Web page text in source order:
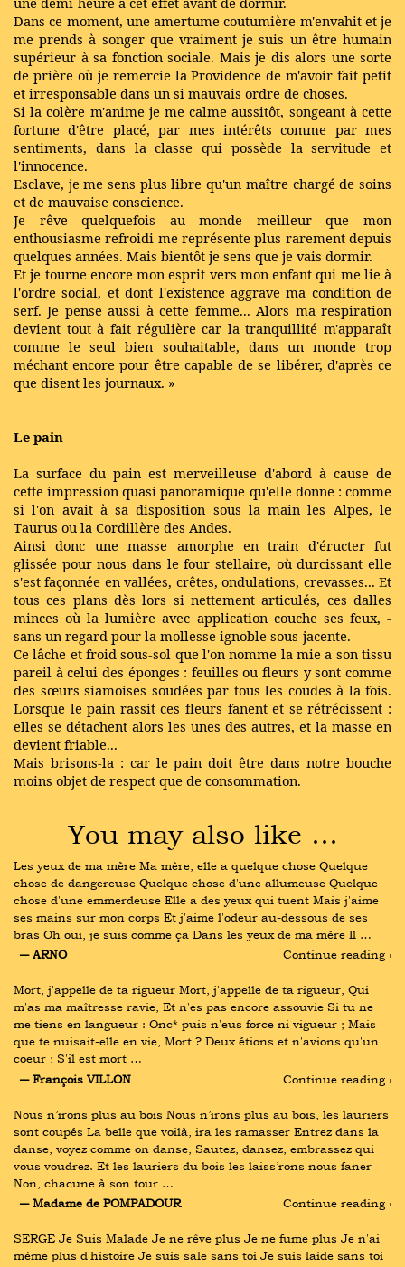
Dans ce moment, une amertume coutumière m'envahit et je
me prends à songer que vraiment je suis un être humain
supérieur à sa fonction sociale. Mais je dis alors une sorte
de prière où je remercie la Providence de m'avoir fait petit
et irresponsable dans un si mauvais ordre de choses.
Si la colère m'anime je me calme aussitôt, songeant à cette
fortune d'être placé, par mes intérêts comme par mes
sentiments, dans la classe qui possède la servitude et
l'innocence.
Esclave, je me sens plus libre qu'un maître chargé de soins
et de mauvaise conscience.
Je rêve quelquefois au monde meilleur que mon
enthousiasme refroidi me représente plus rarement depuis
quelques années. Mais bientôt je sens que je vais dormir.
Et je tourne encore mon esprit vers mon enfant qui me lie à
l'ordre social, et dont l'existence aggrave ma condition de
serf. Je pense aussi à cette femme... Alors ma respiration
devient tout à fait régulière car la tranquillité m'apparaît
comme le seul bien souhaitable, dans un monde trop
méchant encore pour être capable de se libérer, d'après ce
que disent les journaux. »
Le pain
La surface du pain est merveilleuse d'abord à cause de
cette impression quasi panoramique qu'elle donne : comme
si l'on avait à sa disposition sous la main les Alpes, le
Taurus ou la Cordillère des Andes.
Ainsi donc une masse amorphe en train d'éructer fut
glissée pour nous dans le four stellaire, où durcissant elle
s'est façonnée en vallées, crêtes, ondulations, crevasses... Et
tous ces plans dès lors si nettement articulés, ces dalles
minces où la lumière avec application couche ses feux, -
sans un regard pour la mollesse ignoble sous-jacente.
Ce lâche et froid sous-sol que l'on nomme la mie a son tissu
pareil à celui des éponges : feuilles ou fleurs y sont comme
des sœurs siamoises soudées par tous les coudes à la fois.
Lorsque le pain rassit ces fleurs fanent et se rétrécissent :
elles se détachent alors les unes des autres, et la masse en
devient friable...
Mais brisons-la : car le pain doit être dans notre bouche
moins objet de respect que de consommation.
You may also like …
Les yeux de ma mère Ma mère, elle a quelque chose Quelque
chose de dangereuse Quelque chose d'une allumeuse Quelque
chose d'une emmerdeuse Elle a des yeux qui tuent Mais j'aime
ses mains sur mon corps Et j'aime l'odeur au-dessous de ses
bras Oh oui, je suis comme ça Dans les yeux de ma mère Il …
― ARNO
Continue reading ›
Mort, j'appelle de ta rigueur Mort, j'appelle de ta rigueur, Qui
m'as ma maîtresse ravie, Et n'es pas encore assouvie Si tu ne
me tiens en langueur : Onc* puis n'eus force ni vigueur ; Mais
que te nuisait-elle en vie, Mort ? Deux étions et n'avions qu'un
coeur ; S'il est mort …
― François VILLON
Continue reading ›
Nous n’irons plus au bois Nous n’irons plus au bois, les lauriers
sont coupés La belle que voilà, ira les ramasser Entrez dans la
danse, voyez comme on danse, Sautez, dansez, embrassez qui
vous voudrez. Et les lauriers du bois les laiss’rons nous faner
Non, chacune à son tour …
― Madame de POMPADOUR
Continue reading ›
SERGE Je Suis Malade Je ne rêve plus Je ne fume plus Je n'ai
même plus d'histoire Je suis sale sans toi Je suis laide sans toi